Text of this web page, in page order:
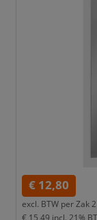
€ 12,80
excl. BTW perZak
€ 15,49 incl. 21%